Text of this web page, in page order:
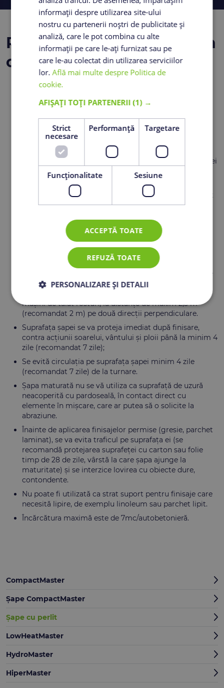
Recomandări de punere în
operă
resturi neaderente.
Se recomandă acoperirea suprafeței-suport cu folie
impermeabilă pentru construcții.
În cazul suportului din beton sau din alt material
absorbant care nu a fost acoperit cu folie, se
recomandă udarea acestuia până la saturarea suprafeței
cu apă, pentru a evita absorbția apei din șapa proaspăt
turnată.
Dacă se aplică pe planșee din lemn sau orice alt suport
aparent flexibil se recomandă armarea cu plasă sudată
Imediat ce gradul de întărire a șapei o permite (după
aprox. 15 – 45 min, maxim, de la turnare, când se poate
intra cu piciorul pe șapă fără să se deformeze), se
recomandă finisarea mecanizată sau manuală.
Imediat ce șapa permite, într-un interval de 24 – 72 ore
de la turnare (în funcție de temperatura mediului
mașini de tăiat rosturi, la distanțe de maxim 2,5 m
(recomandat 2 m) pe două direcții perpendiculare.
Suprafața șapei se va proteja imediat după finisare,
contra acțiunii soarelui, vântului și ploii până la minim 4
zile (recomandat 7 zile);
Se evită circulația pe suprafața șapei minim 4 zile
(recomandat 7 zile) de la turnare.
Șapa maturată nu se vă utiliza ca suprafață de uzură
neacoperită cu pardoseală, în contact direct cu
elemente în mișcare, care ar putea să o solicite la
abraziune.
Înainte de aplicarea finisajelor permise (gresie, parchet
laminat), se va evita traficul pe suprafața ei (se
recomandă protejarea suprafeței cu carton sau folie
timp de 28 de zile, vârstă la care șapa ajunge la
maturitate) și se interzice lovirea cu obiecte dure,
contondente.
Nu poate fi utilizată ca strat suport pentru finisaje care
necesită lipire, de exemplu linoleum sau parchet lipit.
Încărcătura maximă este de 7mc/autobetonieră.
CompactMaster
Șape CompactMaster
Șape cu perlit
LowHeatMaster
HydroMaster
HiperMaster
informații despre utilizarea site-ului
nostru cu partenerii noștri de publicitate și
analiză, care le pot combina cu alte
informații pe care le-ați furnizat sau pe
care le-au colectat din utilizarea serviciilor
lor.Află mai multe despre Politica de
cookie.
AFIȘAȚI TOȚI PARTENERII(1) →
Strict
necesare
Performanță Targetare
Funcţionalitate Sesiune
ACCEPTĂ TOATE
REFUZĂ TOATE
PERSONALIZARE ȘI DETALII